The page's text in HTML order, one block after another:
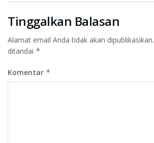
Tinggalkan Balasan
Alamat email Anda tidak akan dipublikasikan.
ditandai *
Komentar *